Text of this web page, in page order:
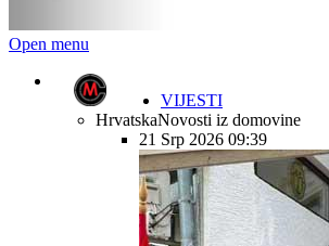
Open menu
VIJESTI
HrvatskaNovosti iz domovine
21 Srp 2026 09:39